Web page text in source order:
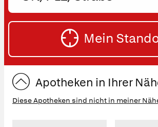
oder
Straße
Mein
Apotheken in Ihrer
Diese Apotheken sind nicht in meiner